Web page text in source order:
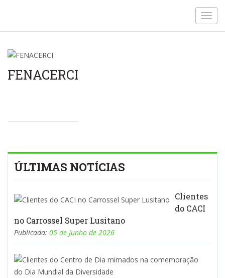
FENACERCI
ÚLTIMAS NOTÍCIAS
Clientes
do CACI
no Carrossel Super Lusitano
Publicada: 05 de Junho de 2026